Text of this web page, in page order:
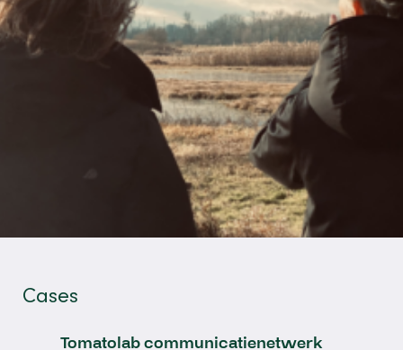
Cases
Tomatolab communicatienetwerk